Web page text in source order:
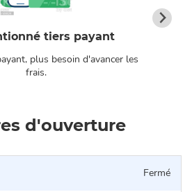
tiers payant
plus besoin d'avancer les
frais.
d'ouverture
Fermé